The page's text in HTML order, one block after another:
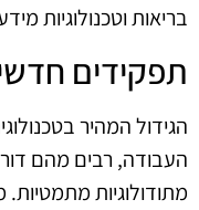
בריאות וטכנולוגיות
תפקידים
הגידול המהיר
העבודה, רבים מהם
מתודולוגיות